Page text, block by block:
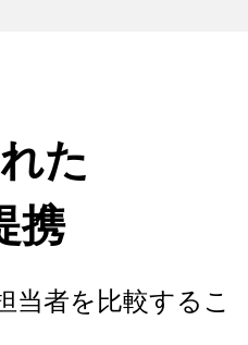
た
携
当者を比較するこ